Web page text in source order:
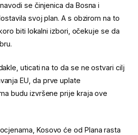
se činjenica da Bosna i
svoj plan. A s obzirom na to
biti lokalni izbori, očekuje se da
uticati na to da se ne ostvari cilj
EU, da prve uplate
budu izvršene prije kraja ove
Kosovo će od Plana rasta